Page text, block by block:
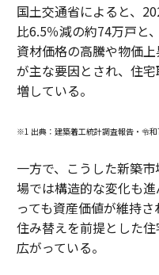
国土交通省によると、
比6.5％減の約74万戸と
資材価格の高騰や物価
が主な要因とされ、住
増している。
※1 出典：建築着工統計調査報告・令和
一方で、こうした新築
場では構造的な変化も
っても資産価値が維持
住み替えを前提とした
広がっている。